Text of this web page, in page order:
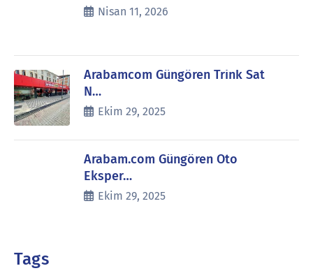
Nisan 11, 2026
Arabamcom Güngören Trink Sat
N…
Ekim 29, 2025
Arabam.com Güngören Oto
Eksper…
Ekim 29, 2025
Tags